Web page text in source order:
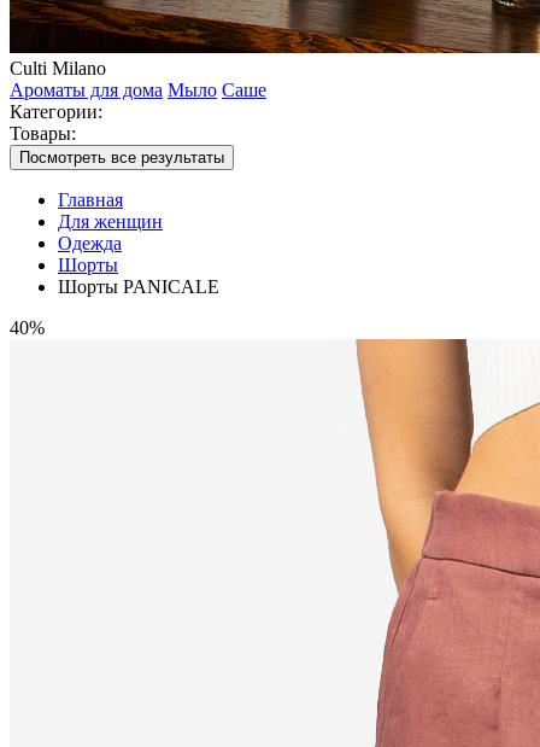
Culti Milano
Ароматы для дома Мыло Саше
Категории:
Товары:
Посмотреть все результаты
Главная
Для женщин
Одежда
Шорты
Шорты PANICALE
40%